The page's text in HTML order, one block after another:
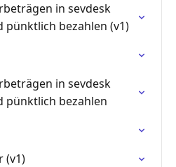
in sevdesk
bezahlen (v1)
in sevdesk
pünktlich bezahlen
(v1)